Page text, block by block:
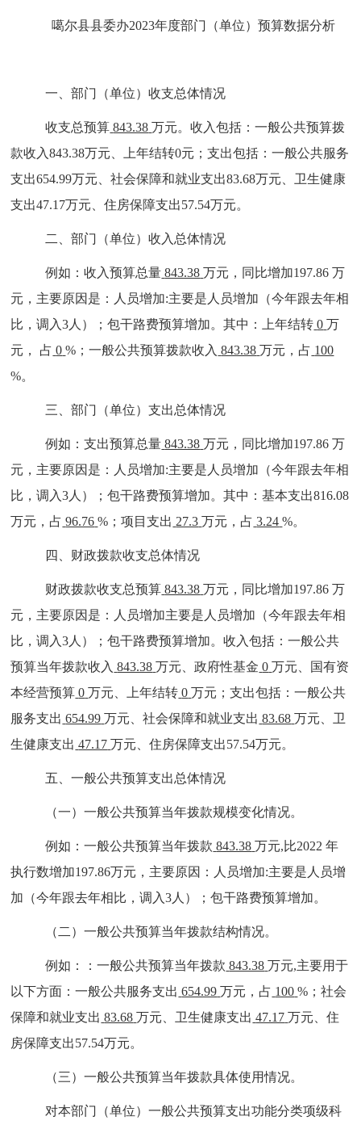
噶尔县县委办2023年度部门（单位）预算数据分析
一、部门（单位）收支总体情况
收支总预算 843.38 万元。收入包括：一般公共预算拨
款收入843.38万元 、上年结转0元 ；支出包括：一般公共服务
支出654.99万元 、社会保障和就业支出83.68万元 、卫生健康
支出47.17万元 、住房保障支出57.54万元。
二、部门（单位）收入总体情况
例如：收入预算总量 843.38 万元，同比增加197.86 万
元，主要原因是： 人员增加:主要是人员增加（今年跟去年相
比，调入3人）
；包干路费预算增加。其中：上年结转 0 万
元， 占 0 %；一般公共预算拨款收入 843.38 万元，占 100
%。
三、部门（单位）支出总体情况
例如：支出预算总量 843.38 万元，同比增加197.86 万
元，主要原因是： 人员增加:主要是人员增加（今年跟去年相
比，调入3人）
；包干路费预算增加。其中：基本支出816.08
万元，占 96.76 %；项目支出 27.3 万元，占 3.24 %。
四、财政拨款收支总体情况
财政拨款收支总预算 843.38 万元，同比增加197.86 万
元，主要原因是： 人员增加主要是人员增加（今年跟去年相
比，调入3人）
；包干路费预算增加。收入包括：一般公共
预算当年拨款收入 843.38 万元、政府性基金 0 万元、国有资
本经营预算 0 万元、上年结转 0 万元 ；支出包括：一般公共
服务支出 654.99 万元、社会保障和就业支出 83.68 万元、卫
生健康支出 47.17 万元、住房保障支出57.54万元。
五、一般公共预算支出总体情况
（一）一般公共预算当年拨款规模变化情况。
例如：一般公共预算当年拨款 843.38 万元,比2022 年
执行数增加197.86万元，主要原因： 人员增加:主要是人员增
加（今年跟去年相比，调入3人）
；包干路费预算增加。
（二）一般公共预算当年拨款结构情况。
例如：：一般公共预算当年拨款 843.38 万元,主要用于
以下方面：一般公共服务支出 654.99 万元，占 100 %；社会
保障和就业支出 83.68 万元、卫生健康支出 47.17 万元、住
房保障支出57.54万元。
（三）一般公共预算当年拨款具体使用情况。
对本部门 （单位）一般公共预算支出功能分类项级科